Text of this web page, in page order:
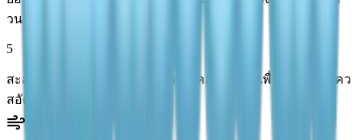
วน
5
สะสมครบ 4 ตัว: ระบบจะบันทึกเข้าคอลเลกชันเพื่อรับรางวัลเคว
สอัตโนมัติ